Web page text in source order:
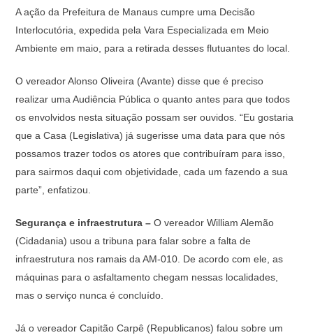
A ação da Prefeitura de Manaus cumpre uma Decisão
Interlocutória, expedida pela Vara Especializada em Meio
Ambiente em maio, para a retirada desses flutuantes do local.
O vereador Alonso Oliveira (Avante) disse que é preciso
realizar uma Audiência Pública o quanto antes para que todos
os envolvidos nesta situação possam ser ouvidos. “Eu gostaria
que a Casa (Legislativa) já sugerisse uma data para que nós
possamos trazer todos os atores que contribuíram para isso,
para sairmos daqui com objetividade, cada um fazendo a sua
parte”, enfatizou.
Segurança e infraestrutura – O vereador William Alemão
(Cidadania) usou a tribuna para falar sobre a falta de
infraestrutura nos ramais da AM-010. De acordo com ele, as
máquinas para o asfaltamento chegam nessas localidades,
mas o serviço nunca é concluído.
Já o vereador Capitão Carpê (Republicanos) falou sobre um